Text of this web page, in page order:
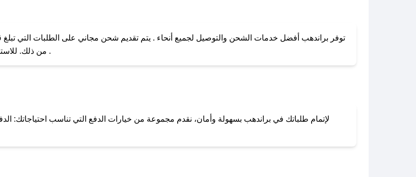
لا تقلق! يمكنك التواصل مع فريق دعم صحصح عبر الرسائل الخاصة على تويتر
توفر براندهب أفضل خدمات الشحن والتوصيل لجميع أنحاء . يتم تقديم شحن مجاني على الطلبات التي تبلغ
من ذلك. للاستفادة من خيار التوصيل السريع، يرجى تقديم طلبك قبل الساعة .
لإتمام طلباتك في براندهب بسهولة وأمان، نقدم مجموعة من خيارات الدفع التي تناسب احتياجاتك: الدفع